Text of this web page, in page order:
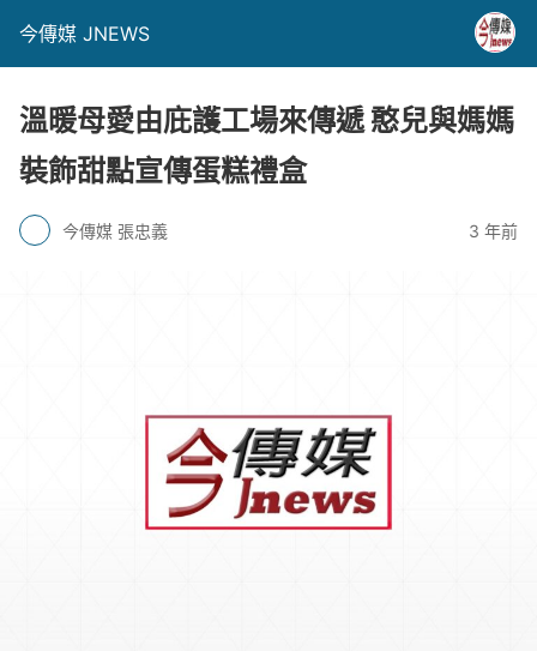
今傳媒 JNEWS
溫暖母愛由庇護工場來傳遞 憨兒與媽媽
裝飾甜點宣傳蛋糕禮盒
今傳媒 張忠義 3 年前